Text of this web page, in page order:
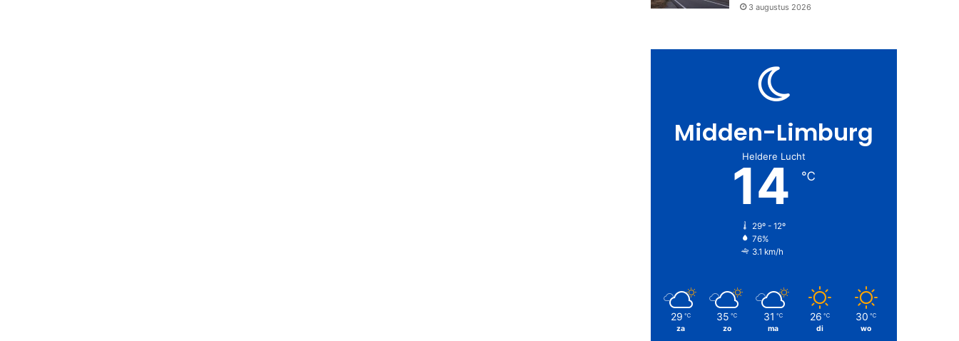
3 augustus 2026
Midden-Limburg
Heldere Lucht
14 ℃
29º - 12º
76%
3.1 km/h
29 ℃
za
35 ℃
zo
31 ℃
ma
26 ℃
di
30 ℃
wo